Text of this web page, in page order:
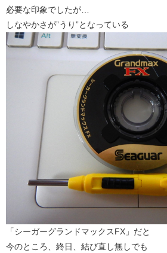
必要な印象でしたが…
しなやかさが”うり”となっている
「シーガーグランドマックスFX」だと
今のところ、終日、結び直し無しでも